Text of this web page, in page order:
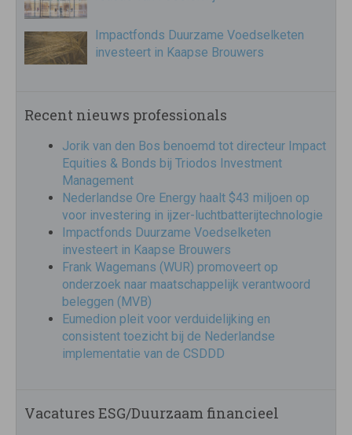
Impactfonds Duurzame Voedselketen
investeert in Kaapse Brouwers
Recent nieuws professionals
Jorik van den Bos benoemd tot directeur Impact
Equities & Bonds bij Triodos Investment
Management
Nederlandse Ore Energy haalt $43 miljoen op
voor investering in ijzer-luchtbatterijtechnologie
Impactfonds Duurzame Voedselketen
investeert in Kaapse Brouwers
Frank Wagemans (WUR) promoveert op
onderzoek naar maatschappelijk verantwoord
beleggen (MVB)
Eumedion pleit voor verduidelijking en
consistent toezicht bij de Nederlandse
implementatie van de CSDDD
Vacatures ESG/Duurzaam financieel